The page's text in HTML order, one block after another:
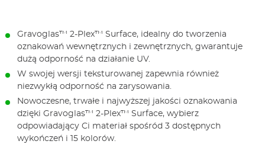
Gravoglas™ 2-Plex™ Surface, idealny do tworzenia
oznakowań wewnętrznych i zewnętrznych, gwarantuje
dużą odporność na działanie UV.
W swojej wersji teksturowanej zapewnia również
niezwykłą odporność na zarysowania.
Nowoczesne, trwałe i najwyższej jakości oznakowania
dzięki Gravoglas™ 2-Plex™ Surface, wybierz
odpowiadający Ci materiał spośród 3 dostępnych
wykończeń i 15 kolorów.